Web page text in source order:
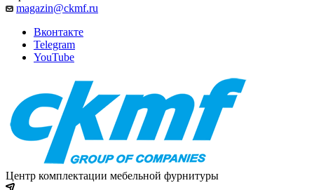
magazin@ckmf.ru
Вконтакте
Telegram
YouTube
Центр комплектации мебельной фурнитуры